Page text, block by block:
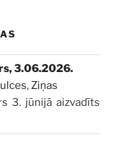
3.06.2026.
,Ziņas
3. jūnijā aizvadīts